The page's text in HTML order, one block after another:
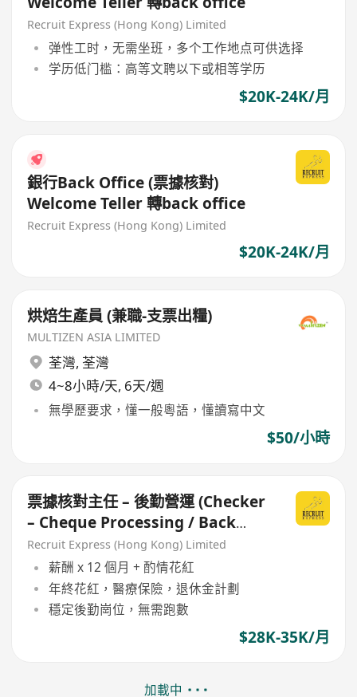
Recruit Express (Hong Kong) Limited
弹性工时，无需坐班，多个工作地点可供选择
学历低门槛：高等文聘以下或相等学历
$20K-24K/月
銀行Back Office (票據核對)
Welcome Teller 轉back office
Recruit Express (Hong Kong) Limited
$20K-24K/月
烘焙生產員 (兼職-支票出糧)
MULTIZEN ASIA LIMITED
荃灣, 荃灣
4~8小時/天, 6天/週
無學歷要求，懂一般粵語，懂讀寫中文
$50/小時
票據核對主任 – 後勤營運 (Checker
– Cheque Processing / Back
Office)
Recruit Express (Hong Kong) Limited
薪酬 x 12 個月 + 酌情花紅
年終花紅，醫療保險，退休金計劃
穩定後勤崗位，無需跑數
$28K-35K/月
加載中